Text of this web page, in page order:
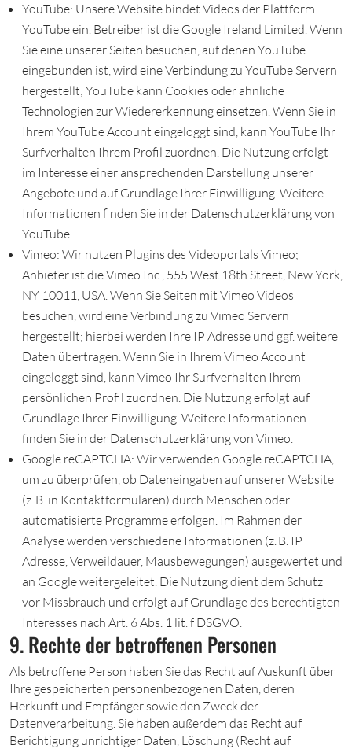
YouTube: Unsere Website bindet Videos der Plattform
YouTube ein. Betreiber ist die Google Ireland Limited. Wenn
Sie eine unserer Seiten besuchen, auf denen YouTube
eingebunden ist, wird eine Verbindung zu YouTube Servern
hergestellt; YouTube kann Cookies oder ähnliche
Technologien zur Wiedererkennung einsetzen. Wenn Sie in
Ihrem YouTube Account eingeloggt sind, kann YouTube Ihr
Surfverhalten Ihrem Profil zuordnen. Die Nutzung erfolgt
im Interesse einer ansprechenden Darstellung unserer
Angebote und auf Grundlage Ihrer Einwilligung. Weitere
Informationen finden Sie in der Datenschutzerklärung von
YouTube.
Vimeo: Wir nutzen Plugins des Videoportals Vimeo;
Anbieter ist die Vimeo Inc., 555 West 18th Street, New York,
NY 10011, USA. Wenn Sie Seiten mit Vimeo Videos
besuchen, wird eine Verbindung zu Vimeo Servern
hergestellt; hierbei werden Ihre IP Adresse und ggf. weitere
Daten übertragen. Wenn Sie in Ihrem Vimeo Account
eingeloggt sind, kann Vimeo Ihr Surfverhalten Ihrem
persönlichen Profil zuordnen. Die Nutzung erfolgt auf
Grundlage Ihrer Einwilligung. Weitere Informationen
finden Sie in der Datenschutzerklärung von Vimeo.
Google reCAPTCHA: Wir verwenden Google reCAPTCHA,
um zu überprüfen, ob Dateneingaben auf unserer Website
(z. B. in Kontaktformularen) durch Menschen oder
automatisierte Programme erfolgen. Im Rahmen der
Analyse werden verschiedene Informationen (z. B. IP
Adresse, Verweildauer, Mausbewegungen) ausgewertet und
an Google weitergeleitet. Die Nutzung dient dem Schutz
vor Missbrauch und erfolgt auf Grundlage des berechtigten
Interesses nach Art. 6 Abs. 1 lit. f DSGVO.
9. Rechte der betroffenen Personen
Als betroffene Person haben Sie das Recht auf Auskunft über
Ihre gespeicherten personenbezogenen Daten, deren
Herkunft und Empfänger sowie den Zweck der
Datenverarbeitung. Sie haben außerdem das Recht auf
Berichtigung unrichtiger Daten, Löschung (Recht auf